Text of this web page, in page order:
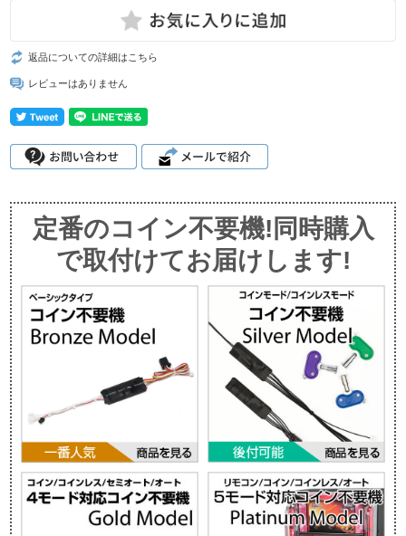
返品についての詳細はこちら
レビューはありません
定番のコイン不要機!同時購入
で取付けてお届けします!